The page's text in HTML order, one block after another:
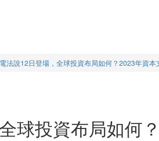
法說12日登場，全球投資布局如何？2023年資
球投資布局如何